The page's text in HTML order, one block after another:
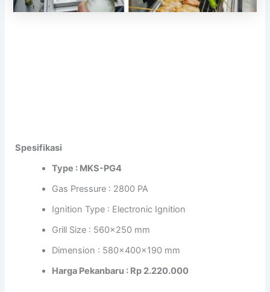
Spesifikasi
Type : MKS-PG4
Gas Pressure : 2800 PA
Ignition Type : Electronic Ignition
Grill Size : 560×250 mm
Dimension : 580x400x190 mm
Harga Pekanbaru : Rp 2.220.000